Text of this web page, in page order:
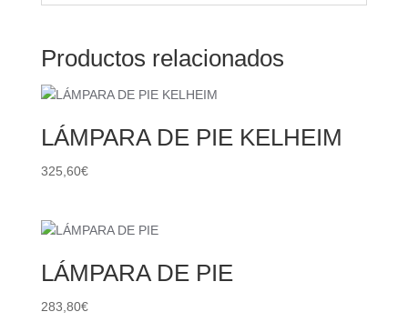
Productos relacionados
LÁMPARA DE PIE KELHEIM
325,60€
LÁMPARA DE PIE
283,80€